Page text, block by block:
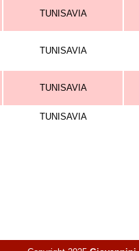
TUNISAVIA
TUNISAVIA
TUNISAVIA
TUNISAVIA